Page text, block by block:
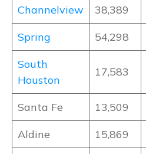
Channelview
38,389
Spring
54,298
South
Houston
17,583
Santa Fe 13,509
Aldine
15,869